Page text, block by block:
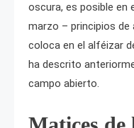
oscura, es posible en
marzo – principios de
coloca en el alféizar
ha descrito
campo abierto.